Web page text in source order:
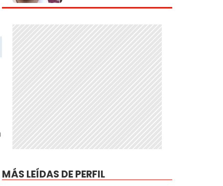
MÁS LEÍDAS DE PERFIL